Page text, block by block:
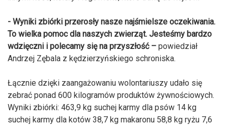
- Wyniki zbiórki przerosły nasze najśmielsze oczekiwania.
To wielka pomoc dla naszych zwierząt. Jesteśmy bardzo
wdzięczni i polecamy się na przyszłość – powiedział
Andrzej Zębala z kędzierzyńskiego schroniska.
Łącznie dzięki zaangażowaniu wolontariuszy udało się
zebrać ponad 600 kilogramów produktów żywnościowych.
Wyniki zbiórki: 463,9 kg suchej karmy dla psów 14 kg
suchej karmy dla kotów 38,7 kg makaronu 58,8 kg ryżu 7,6